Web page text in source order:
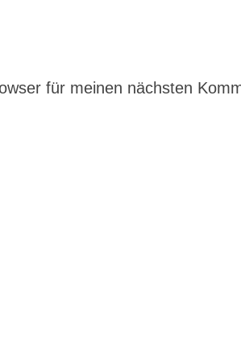
für meinen nächsten